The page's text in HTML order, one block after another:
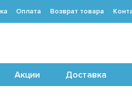
Акции Доставка
Оплата Возврат товара